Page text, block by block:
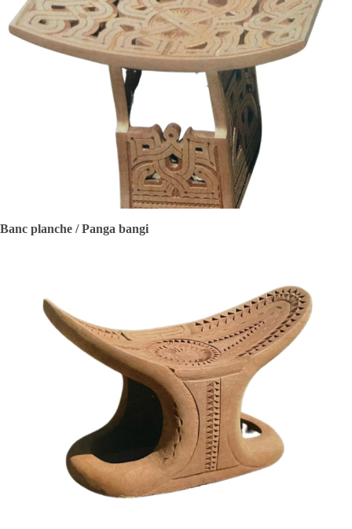
Banc planche / Panga bangi